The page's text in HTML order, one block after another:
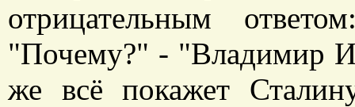
отрицательным
"Почему?" - "Владимир
же всё покажет